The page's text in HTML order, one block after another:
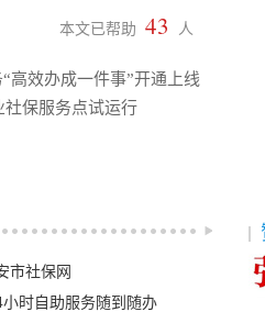
本文已帮助 43 人
高效办成一件事”开通上线
社保服务点试运行
市社保网
时自助服务随到随办